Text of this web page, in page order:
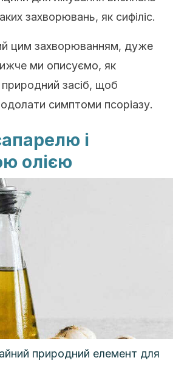
захворювань, як сифіліс.
цим захворюванням, дуже
ми описуємо, як
засіб, щоб
симптоми псоріазу.
і
олією
природний елемент для